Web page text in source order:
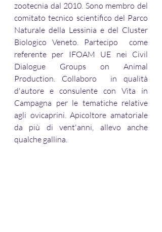
zootecnia dal 2010. Sono membro del
comitato tecnico scientifico del Parco
Naturale della Lessinia e del Cluster
Biologico Veneto. Partecipo  come
referente per IFOAM UE nei Civil
Dialogue Groups on Animal
Production. Collaboro  in qualità
d'autore e consulente con Vita in
Campagna per le tematiche relative
agli ovicaprini. Apicoltore amatoriale
da più di vent'anni, allevo anche
qualche gallina.